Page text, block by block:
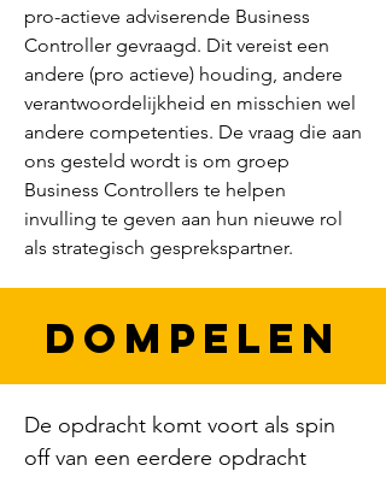
pro-actieve adviserende Business
Controller gevraagd. Dit vereist een
andere (pro actieve) houding, andere
verantwoordelijkheid en misschien wel
andere competenties. De vraag die aan
ons gesteld wordt is om groep
Business Controllers te helpen
invulling te geven aan hun nieuwe rol
als strategisch gesprekspartner.
DOMPELEN
De opdracht komt voort als spin
off van een eerdere opdracht